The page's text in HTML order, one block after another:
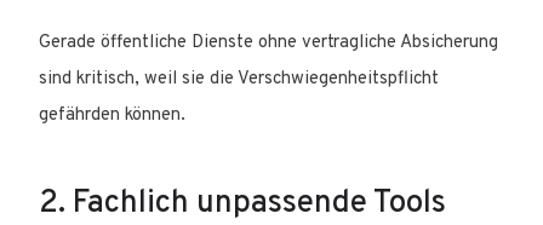
Gerade öffentliche Dienste ohne vertragliche Absicherung
sind kritisch, weil sie die Verschwiegenheitspflicht
gefährden können.
2. Fachlich unpassende Tools